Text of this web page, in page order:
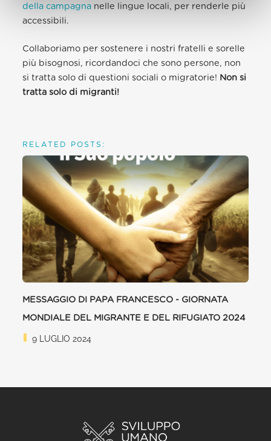
della campagna nelle lingue locali, per renderle più
accessibili.
Collaboriamo per sostenere i nostri fratelli e sorelle
più bisognosi, ricordandoci che sono persone, non
si tratta solo di questioni sociali o migratorie! Non si
tratta solo di migranti!
RELATED POSTS:
MESSAGGIO DI PAPA FRANCESCO - GIORNATA
MONDIALE DEL MIGRANTE E DEL RIFUGIATO 2024
9 LUGLIO 2024